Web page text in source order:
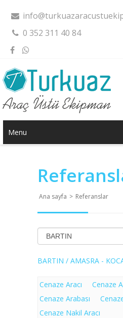
0 352 311 40 84
Menu
Ana sayfa > Referanslar
BARTIN / AMASRA -
Cenaze Aracı
Cenaze
Cenaze Arabası
Cenaze Nakil Aracı